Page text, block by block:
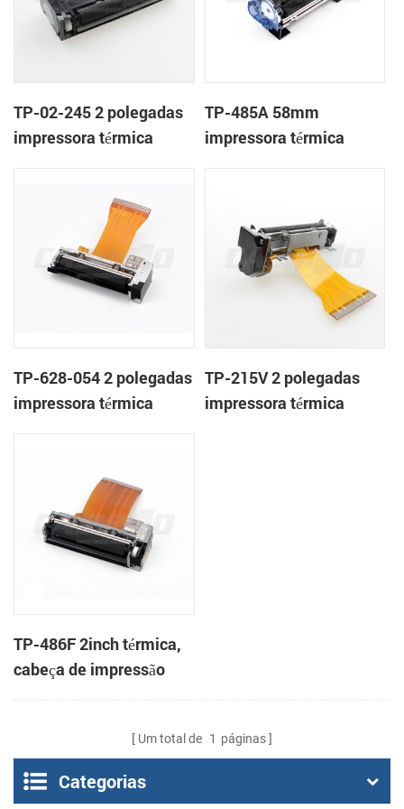
TP-02-245 2 polegadas
impressora térmica
TP-485A 58mm
impressora térmica
TP-628-054 2 polegadas
impressora térmica
TP-215V 2 polegadas
impressora térmica
TP-486F 2inch térmica,
cabeça de impressão
Um total de 1 páginas
Categorias